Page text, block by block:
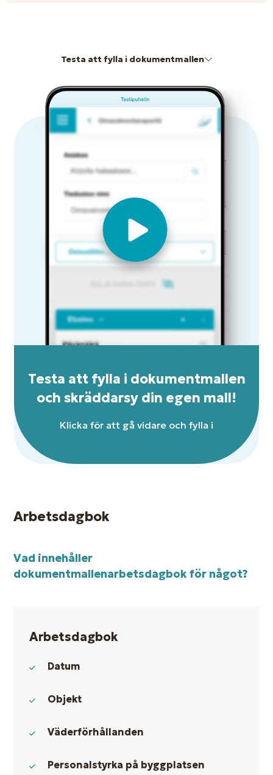
Arbetsdagbok
Vad innehåller
dokumentmallenarbetsdagbok för något?
Arbetsdagbok
Datum
Objekt
Väderförhållanden
Personalstyrka på byggplatsen
Testa att fylla i dokumentmallen
Testa att fylla i dokumentmallen
och skräddarsy din egen mall!
Klicka för att gå vidare och fylla i